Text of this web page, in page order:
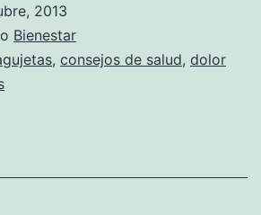
2013
Bienestar
, consejos de salud, dolor